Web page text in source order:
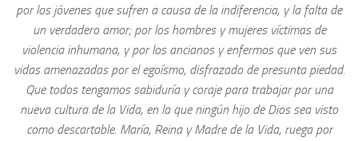
por los jóvenes que sufren a causa de la indiferencia, y la falta de
un verdadero amor; por los hombres y mujeres víctimas de
violencia inhumana, y por los ancianos y enfermos que ven sus
vidas amenazadas por el egoísmo, disfrazado de presunta piedad.
Que todos tengamos sabiduría y coraje para trabajar por una
nueva cultura de la Vida, en la que ningún hijo de Dios sea visto
como descartable. María, Reina y Madre de la Vida, ruega por